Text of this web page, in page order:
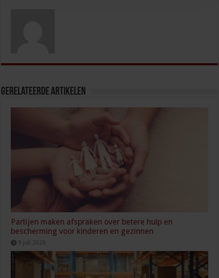
Gerelateerde Artikelen
Partijen maken afspraken over betere hulp en
bescherming voor kinderen en gezinnen
9 juli 2026